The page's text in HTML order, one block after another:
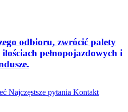
odbioru, zwrócić palety
pełnopojazdowych i
Najczęstsze pytania Kontakt